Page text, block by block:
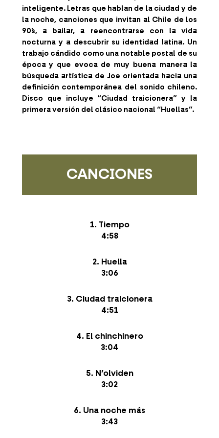
inteligente. Letras que hablan de la ciudad y de
la noche, canciones que invitan al Chile de los
90`s, a bailar, a reencontrarse con la vida
nocturna y a descubrir su identidad latina. Un
trabajo cándido como una notable postal de su
época y que evoca de muy buena manera la
búsqueda artística de Joe orientada hacia una
definición contemporánea del sonido chileno.
Disco que incluye “Ciudad traicionera” y la
primera versión del clásico nacional “Huellas”.
CANCIONES
1. Tiempo
4:58
2. Huella
3:06
3. Ciudad traicionera
4:51
4. El chinchinero
3:04
5. N’olviden
3:02
6. Una noche más
3:43